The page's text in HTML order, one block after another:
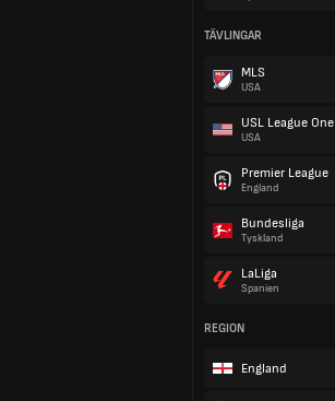
TÄVLINGAR
MLS
USA
USL League One
USA
Premier League
England
Bundesliga
Tyskland
LaLiga
Spanien
REGION
England